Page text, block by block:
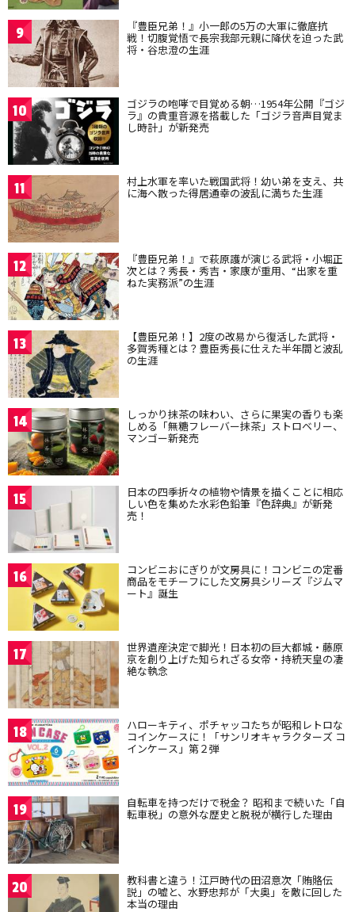
9 『豊臣兄弟！』小一郎の5万の大軍に徹底抗
戦！切腹覚悟で長宗我部元親に降伏を迫った武
将・谷忠澄の生涯
10 ゴジラの咆哮で目覚める朝…1954年公開『ゴジ
ラ』の貴重音源を搭載した「ゴジラ音声目覚ま
し時計」が新発売
11 村上水軍を率いた戦国武将！幼い弟を支え、共
に海へ散った得居通幸の波乱に満ちた生涯
12 『豊臣兄弟！』で萩原護が演じる武将・小堀正
次とは？秀長・秀吉・家康が重用、“出家を重
ねた実務派”の生涯
13 【豊臣兄弟！】2度の改易から復活した武将・
多賀秀種とは？豊臣秀長に仕えた半年間と波乱
の生涯
14 しっかり抹茶の味わい、さらに果実の香りも楽
しめる「無糖フレーバー抹茶」ストロベリー、
マンゴー新発売
15 日本の四季折々の植物や情景を描くことに相応
しい色を集めた水彩色鉛筆『色辞典』が新発
売！
16 コンビニおにぎりが文房具に！コンビニの定番
商品をモチーフにした文房具シリーズ『ジムマ
ート』誕生
17 世界遺産決定で脚光！日本初の巨大都城・藤原
京を創り上げた知られざる女帝・持統天皇の凄
絶な執念
18 ハローキティ、ポチャッコたちが昭和レトロな
コインケースに！「サンリオキャラクターズ コ
インケース」第２弾
19 自転車を持つだけで税金？ 昭和まで続いた「自
転車税」の意外な歴史と脱税が横行した理由
20 教科書と違う！江戸時代の田沼意次「賄賂伝
説」の嘘と、水野忠邦が「大奥」を敵に回した
本当の理由